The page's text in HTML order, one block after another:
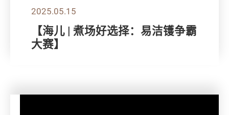
2025.05.15
【海儿 | 煮场好选择：易洁镬争霸
大赛】